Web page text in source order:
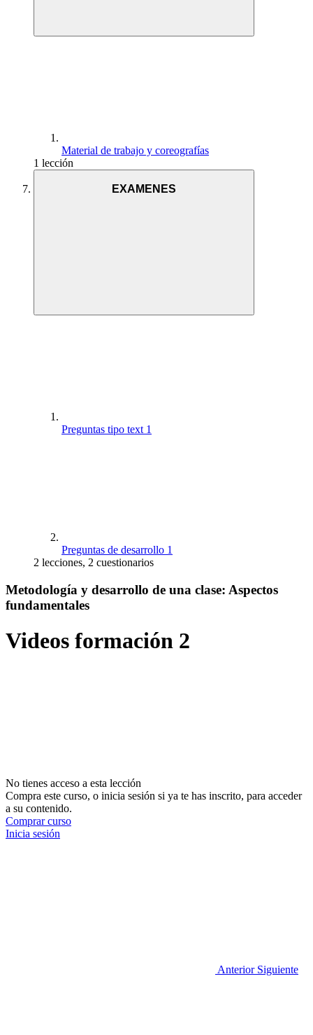
Material de trabajo y coreografías
1 lección
EXAMENES
Preguntas tipo text 1
Preguntas de desarrollo 1
2 lecciones, 2 cuestionarios
Metodología y desarrollo de una clase: Aspectos
fundamentales
Videos formación 2
No tienes acceso a esta lección
Compra este curso, o inicia sesión si ya te has inscrito, para acceder
a su contenido.
Comprar curso
Inicia sesión
Anterior Siguiente